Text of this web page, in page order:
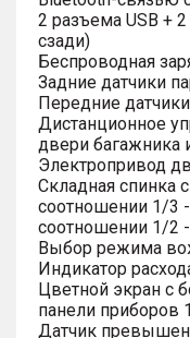
2 разъема USB +
сзади)
Беспроводная
Задние датчики
Передние
Дистанционное
двери багажника
Электропривод
Складная спинка
соотношении 1/3
соотношении 1/2
Выбор режима
Индикатор
Цветной экран с
панели приборов
Датчик